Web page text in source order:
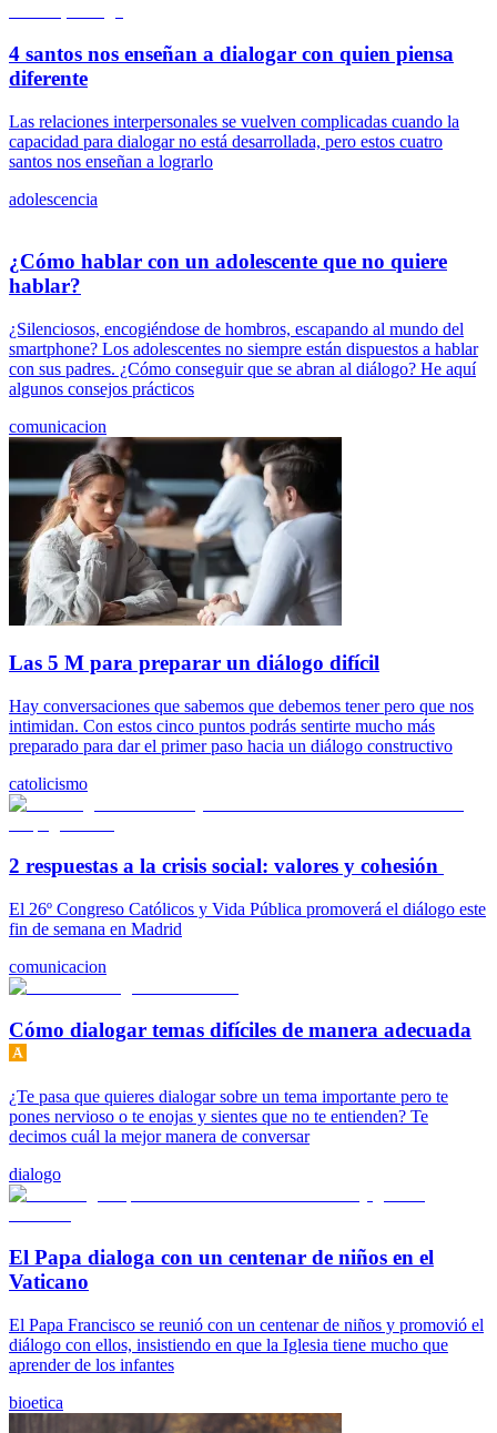
4 santos nos enseñan a dialogar con quien piensa
diferente
Las relaciones interpersonales se vuelven complicadas cuando la
capacidad para dialogar no está desarrollada, pero estos cuatro
santos nos enseñan a lograrlo
adolescencia
¿Cómo hablar con un adolescente que no quiere
hablar?
¿Silenciosos, encogiéndose de hombros, escapando al mundo del
smartphone? Los adolescentes no siempre están dispuestos a hablar
con sus padres. ¿Cómo conseguir que se abran al diálogo? He aquí
algunos consejos prácticos
comunicacion
Las 5 M para preparar un diálogo difícil
Hay conversaciones que sabemos que debemos tener pero que nos
intimidan. Con estos cinco puntos podrás sentirte mucho más
preparado para dar el primer paso hacia un diálogo constructivo
catolicismo
2 respuestas a la crisis social: valores y cohesión
El 26º Congreso Católicos y Vida Pública promoverá el diálogo este
fin de semana en Madrid
comunicacion
Cómo dialogar temas difíciles de manera adecuada
¿Te pasa que quieres dialogar sobre un tema importante pero te
pones nervioso o te enojas y sientes que no te entienden? Te
decimos cuál la mejor manera de conversar
dialogo
El Papa dialoga con un centenar de niños en el
Vaticano
El Papa Francisco se reunió con un centenar de niños y promovió el
diálogo con ellos, insistiendo en que la Iglesia tiene mucho que
aprender de los infantes
bioetica